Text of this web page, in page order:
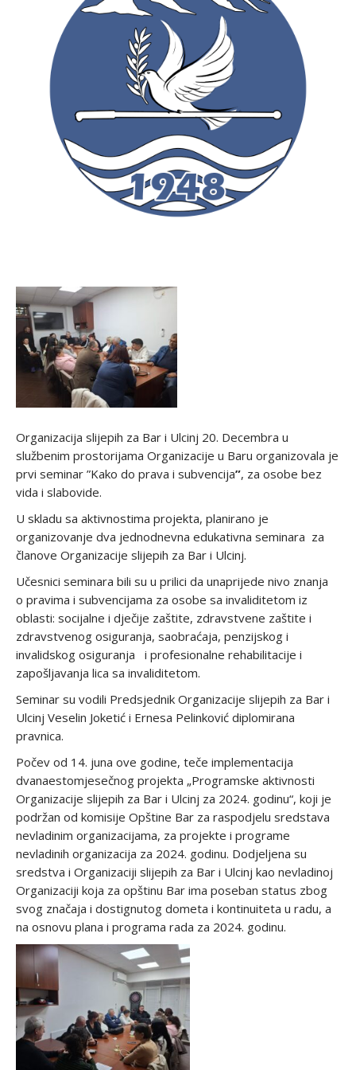
Organizacija slijepih za Bar i Ulcinj 20. Decembra u
službenim prostorijama Organizacije u Baru organizovala je
prvi seminar ”Kako do prava i subvencija”, za osobe bez
vida i slabovide.
U skladu sa aktivnostima projekta, planirano je
organizovanje dva jednodnevna edukativna seminara za
članove Organizacije slijepih za Bar i Ulcinj.
Učesnici seminara bili su u prilici da unaprijede nivo znanja
o pravima i subvencijama za osobe sa invaliditetom iz
oblasti: socijalne i dječije zaštite, zdravstvene zaštite i
zdravstvenog osiguranja, saobraćaja, penzijskog i
invalidskog osiguranja i profesionalne rehabilitacije i
zapošljavanja lica sa invaliditetom.
Seminar su vodili Predsjednik Organizacije slijepih za Bar i
Ulcinj Veselin Joketić i Ernesa Pelinković diplomirana
pravnica.
Počev od 14. juna ove godine, teče implementacija
dvanaestomjesečnog projekta „Programske aktivnosti
Organizacije slijepih za Bar i Ulcinj za 2024. godinu“, koji je
podržan od komisije Opštine Bar za raspodjelu sredstava
nevladinim organizacijama, za projekte i programe
nevladinih organizacija za 2024. godinu. Dodjeljena su
sredstva i Organizaciji slijepih za Bar i Ulcinj kao nevladinoj
Organizaciji koja za opštinu Bar ima poseban status zbog
svog značaja i dostignutog dometa i kontinuiteta u radu, a
na osnovu plana i programa rada za 2024. godinu.